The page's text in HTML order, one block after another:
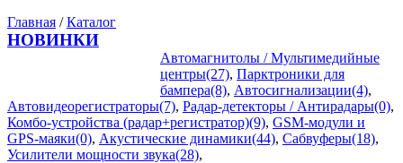
Главная /Каталог
НОВИНКИ
Автомагнитолы / Мультимедийные
центры(27), Парктроники для
бампера(8), Автосигнализации(4),
Автовидеорегистраторы(7), Радар-детекторы / Антирадары(0),
Комбо-устройства (радар+регистратор)(9), GSM-модули и
GPS-маяки(0), Акустические динамики(44), Сабвуферы(18),
Усилители мощности звука(28),